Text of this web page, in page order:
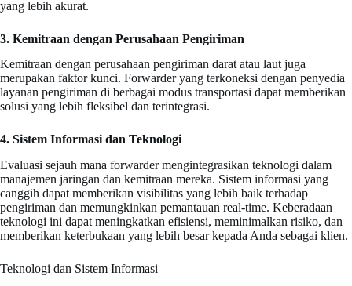
yang lebih akurat.
3. Kemitraan dengan Perusahaan Pengiriman
Kemitraan dengan perusahaan pengiriman darat atau laut juga
merupakan faktor kunci. Forwarder yang terkoneksi dengan penyedia
layanan pengiriman di berbagai modus transportasi dapat memberikan
solusi yang lebih fleksibel dan terintegrasi.
4. Sistem Informasi dan Teknologi
Evaluasi sejauh mana forwarder mengintegrasikan teknologi dalam
manajemen jaringan dan kemitraan mereka. Sistem informasi yang
canggih dapat memberikan visibilitas yang lebih baik terhadap
pengiriman dan memungkinkan pemantauan real-time. Keberadaan
teknologi ini dapat meningkatkan efisiensi, meminimalkan risiko, dan
memberikan keterbukaan yang lebih besar kepada Anda sebagai klien.
Teknologi dan Sistem Informasi